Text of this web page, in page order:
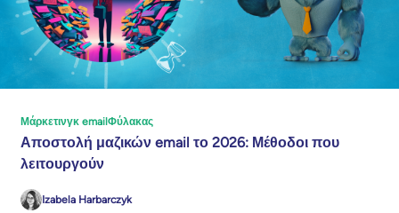
Μάρκετινγκ emailΦύλακας
Αποστολή μαζικών email το 2026: Μέθοδοι που
λειτουργούν
Izabela Harbarczyk